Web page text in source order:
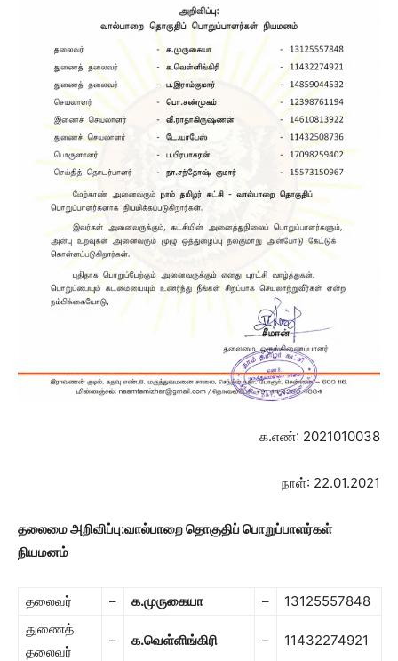
க.எண்: 2021010038
நாள்: 22.01.2021
தலைமை அறிவிப்பு:வால்பாறை தொகுதிப் பொறுப்பாளர்கள்
நியமனம்
தலைவர் – க.முருகையா –
13125557848
துணைத்
தலைவர்
– க.வெள்ளிங்கிரி – 11432274921